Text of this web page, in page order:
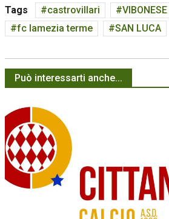
Tags castrovillari VIBONESE
fc lamezia terme
SAN LUCA
Può interessarti anche...